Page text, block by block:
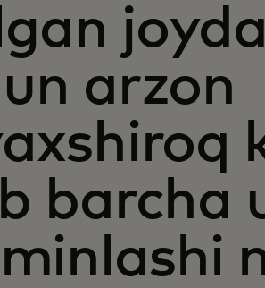
arzon
barcha